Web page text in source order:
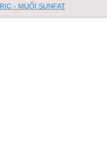
- MUỐI SUNFAT